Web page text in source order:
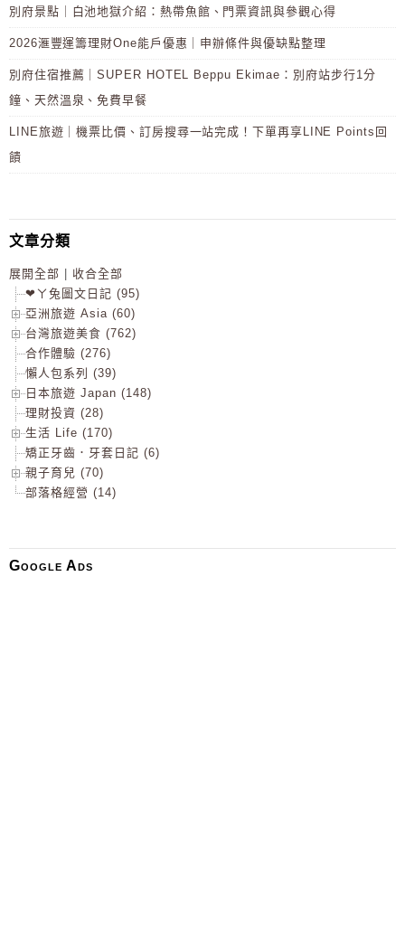
別府景點｜白池地獄介紹：熱帶魚館、門票資訊與參觀心得
2026滙豐運籌理財One能戶優惠｜申辦條件與優缺點整理
別府住宿推薦｜SUPER HOTEL Beppu Ekimae：別府站步行1分
鐘、天然溫泉、免費早餐
LINE旅遊｜機票比價、訂房搜尋一站完成！下單再享LINE Points回
饋
文章分類
展開全部
收合全部
❤ㄚ兔圖文日記 (95)
亞洲旅遊 Asia (60)
台灣旅遊美食 (762)
合作體驗 (276)
懶人包系列 (39)
日本旅遊 Japan (148)
理財投資 (28)
生活 Life (170)
矯正牙齒．牙套日記 (6)
親子育兒 (70)
部落格經營 (14)
Google Ads